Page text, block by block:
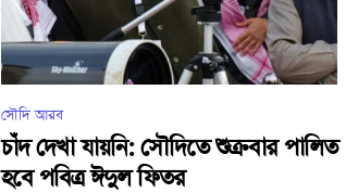
সৌদি আরব
চাঁদ দেখা যায়নি: সৌদিতে শুক্রবার পালিত
হবে পবিত্র ঈদুল ফিতর